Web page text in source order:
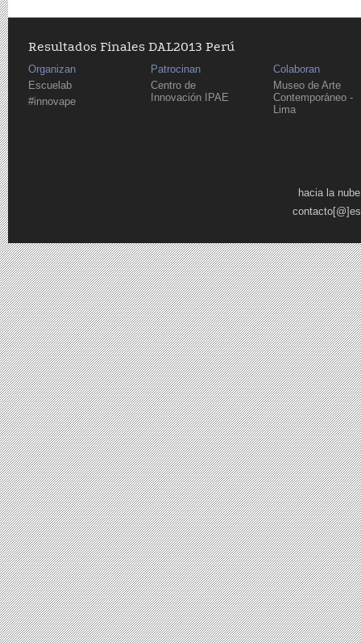
Resultados Finales DAL2013 Perú
Organizan
Escuelab
#innovape
Patrocinan
Centro de
Innovación IPAE
Colaboran
Museo de Arte
Contemporáneo -
Lima
hacia la